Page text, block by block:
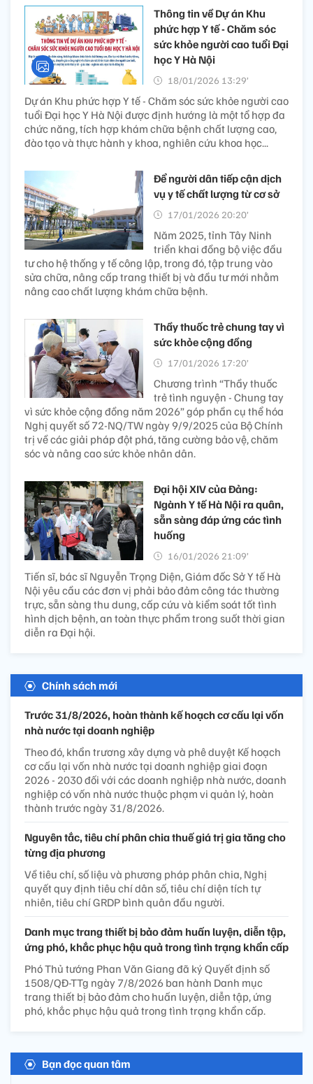
Thông tin về Dự án Khu
phức hợp Y tế - Chăm sóc
sức khỏe người cao tuổi Đại
học Y Hà Nội
18/01/2026 13:29’
Dự án Khu phức hợp Y tế - Chăm sóc sức khỏe người cao
tuổi Đại học Y Hà Nội được định hướng là một tổ hợp đa
chức năng, tích hợp khám chữa bệnh chất lượng cao,
đào tạo và thực hành y khoa, nghiên cứu khoa học...
Để người dân tiếp cận dịch
vụ y tế chất lượng từ cơ sở
17/01/2026 20:20’
Năm 2025, tỉnh Tây Ninh
triển khai đồng bộ việc đầu
tư cho hệ thống y tế công lập, trong đó, tập trung vào
sửa chữa, nâng cấp trang thiết bị và đầu tư mới nhằm
nâng cao chất lượng khám chữa bệnh.
Thầy thuốc trẻ chung tay vì
sức khỏe cộng đồng
17/01/2026 17:20’
Chương trình “Thầy thuốc
trẻ tình nguyện - Chung tay
vì sức khỏe cộng đồng năm 2026” góp phần cụ thể hóa
Nghị quyết số 72-NQ/TW ngày 9/9/2025 của Bộ Chính
trị về các giải pháp đột phá, tăng cường bảo vệ, chăm
sóc và nâng cao sức khỏe nhân dân.
Đại hội XIV của Đảng:
Ngành Y tế Hà Nội ra quân,
sẵn sàng đáp ứng các tình
huống
16/01/2026 21:09’
Tiến sĩ, bác sĩ Nguyễn Trọng Diện, Giám đốc Sở Y tế Hà
Nội yêu cầu các đơn vị phải bảo đảm công tác thường
trực, sẵn sàng thu dung, cấp cứu và kiểm soát tốt tình
hình dịch bệnh, an toàn thực phẩm trong suốt thời gian
diễn ra Đại hội.
Chính sách mới
Trước 31/8/2026, hoàn thành kế hoạch cơ cấu lại vốn
nhà nước tại doanh nghiệp
Theo đó, khẩn trương xây dựng và phê duyệt Kế hoạch
cơ cấu lại vốn nhà nước tại doanh nghiệp giai đoạn
2026 - 2030 đối với các doanh nghiệp nhà nước, doanh
nghiệp có vốn nhà nước thuộc phạm vi quản lý, hoàn
thành trước ngày 31/8/2026.
Nguyên tắc, tiêu chí phân chia thuế giá trị gia tăng cho
từng địa phương
Về tiêu chí, số liệu và phương pháp phân chia, Nghị
quyết quy định tiêu chí dân số, tiêu chí diện tích tự
nhiên, tiêu chí GRDP bình quân đầu người.
Danh mục trang thiết bị bảo đảm huấn luyện, diễn tập,
ứng phó, khắc phục hậu quả trong tình trạng khẩn cấp
Phó Thủ tướng Phan Văn Giang đã ký Quyết định số
1508/QĐ-TTg ngày 7/8/2026 ban hành Danh mục
trang thiết bị bảo đảm cho huấn luyện, diễn tập, ứng
phó, khắc phục hậu quả trong tình trạng khẩn cấp.
Bạn đọc quan tâm